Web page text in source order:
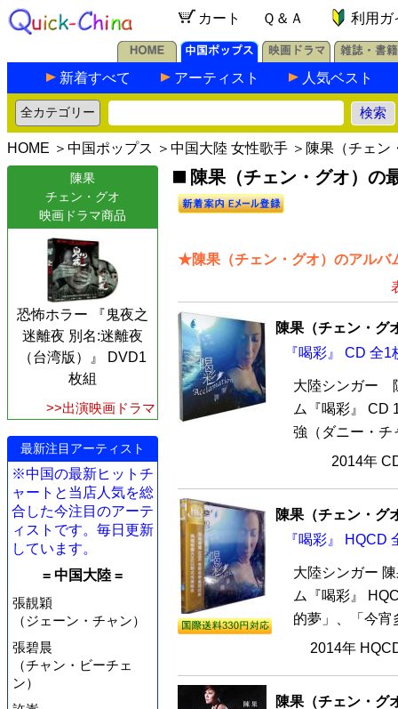
カート Ｑ＆Ａ 利用ガ
新着すべて アーティスト 人気ベスト
HOME ＞ 中国ポップス ＞ 中国大陸 女性歌手 ＞陳果（チェン
陳果
チェン・グオ
映画ドラマ商品
恐怖ホラー 『鬼夜之
迷離夜 別名:迷離夜
（台湾版）』 DVD1
枚組
>>出演映画ドラマ
最新注目アーティスト
※中国の最新ヒットチ
ャートと当店人気を総
合した今注目のアーテ
ィストです。毎日更新
しています。
= 中国大陸 =
張靚穎
（ジェーン・チャン）
張碧晨
（チャン・ビーチェ
ン）
陳果（チェン・グオ）の
★陳果（チェン・グオ）のアルバ
陳果（チェン・グ
『喝彩』 CD 全1
大陸シンガー
ム『喝彩』 CD
強（ダニー・チ
2014年
陳果（チェン・グ
『喝彩』 HQCD
大陸シンガー
ム『喝彩』
的夢」、「今宵
2014年
陳果（チェン・グ